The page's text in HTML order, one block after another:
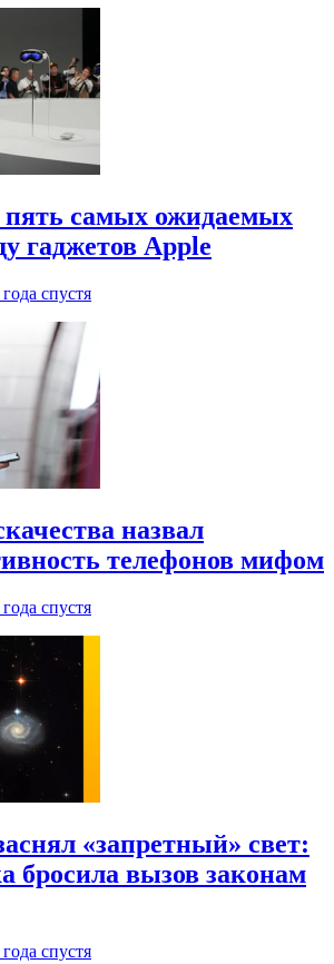
самых ожидаемых
гаджетов Apple
года спустя
назвал
телефонов мифом
года спустя
«запретный» свет:
бросила вызов законам
года спустя